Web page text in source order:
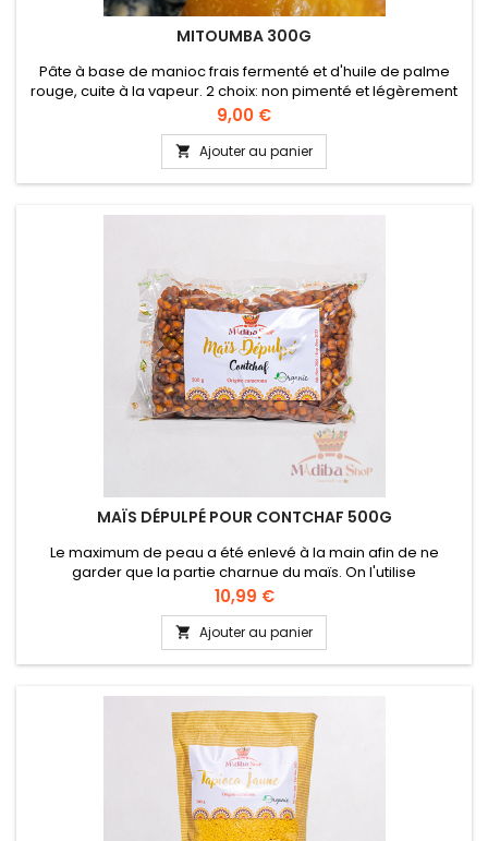
MITOUMBA 300G
Pâte à base de manioc frais fermenté et d'huile de palme
rouge, cuite à la vapeur. 2 choix: non pimenté et légèrement
pimenté. Conseil cuisson: réchauffer au four pour un effet
croustillant à l'extérieur et moelleux à l'intérieur.
Prix
9,00 €
 Ajouter au panier
MAÏS DÉPULPÉ POUR CONTCHAF 500G
Le maximum de peau a été enlevé à la main afin de ne
garder que la partie charnue du maïs. On l'utilise
fréquemment en cuisine dans le cadre d'une recette
camerounaise: le "Contchaf". Celle-ci est une préparation à
base de haricots rouges, de poisson fumé et de maïs
dépulpé. Un succulent mariage de saveurs qui vous
permettra de vous régaler au quotidien....
Prix
10,99 €
 Ajouter au panier